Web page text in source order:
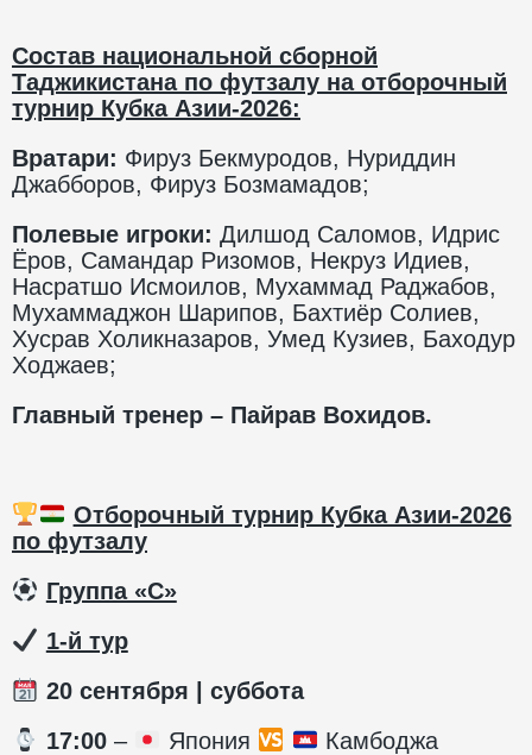
Состав национальной сборной
Таджикистана по футзалу на отборочный
турнир Кубка Азии-2026:
Вратари: Фируз Бекмуродов, Нуриддин
Джабборов, Фируз Бозмамадов;
Полевые игроки: Дилшод Саломов, Идрис
Ёров, Самандар Ризомов, Некруз Идиев,
Насратшо Исмоилов, Мухаммад Раджабов,
Мухаммаджон Шарипов, Бахтиёр Солиев,
Хусрав Холикназаров, Умед Кузиев, Баходур
Ходжаев;
Главный тренер – Пайрав Вохидов.
Отборочный турнир Кубка Азии-2026
по футзалу
Группа «С»
1-й тур
20 сентября | суббота
️ 17:00 – Япония
Камбоджа